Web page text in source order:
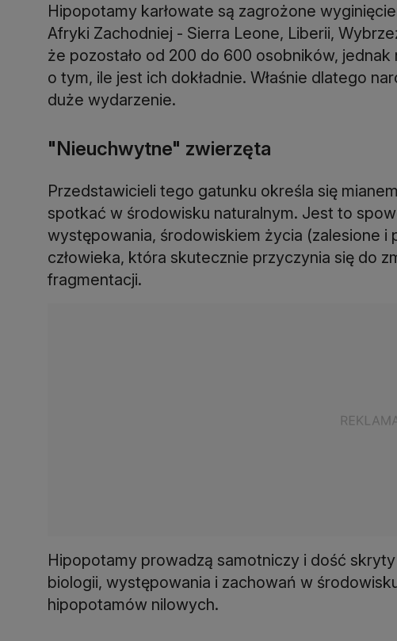
Hipopotamy karłowate są zagrożone
Afryki Zachodniej - Sierra Leone, Liberii,
że pozostało od 200 do 600 osobników,
o tym, ile jest ich dokładnie. Właśnie dlatego
duże wydarzenie.
"Nieuchwytne" zwierzęta
Przedstawicieli tego gatunku określa się
spotkać w środowisku naturalnym. Jest to
występowania, środowiskiem życia (zalesione i
człowieka, która skutecznie przyczynia się do
fragmentacji.
Hipopotamy prowadzą samotniczy i dość
biologii, występowania i zachowań w
hipopotamów nilowych.